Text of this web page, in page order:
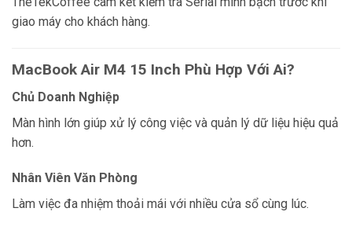
giao máy cho khách hàng.
MacBook Air M4 15 Inch Phù Hợp Với Ai?
Chủ Doanh Nghiệp
Màn hình lớn giúp xử lý công việc và quản lý dữ liệu hiệu quả
hơn.
Nhân Viên Văn Phòng
Làm việc đa nhiệm thoải mái với nhiều cửa sổ cùng lúc.